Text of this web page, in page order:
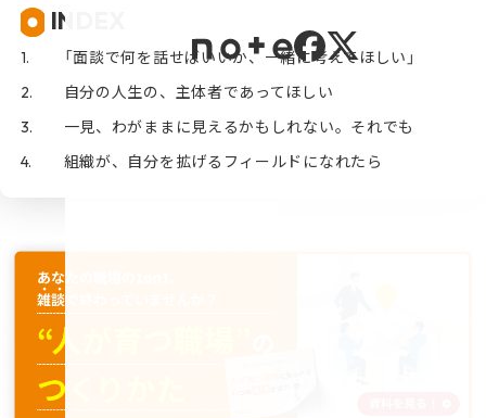
INDEX
「面談で何を話せばいいか、一緒に考えてほしい」
自分の人生の、主体者であってほしい
一見、わがままに見えるかもしれない。それでも
組織が、自分を拡げるフィールドになれたら